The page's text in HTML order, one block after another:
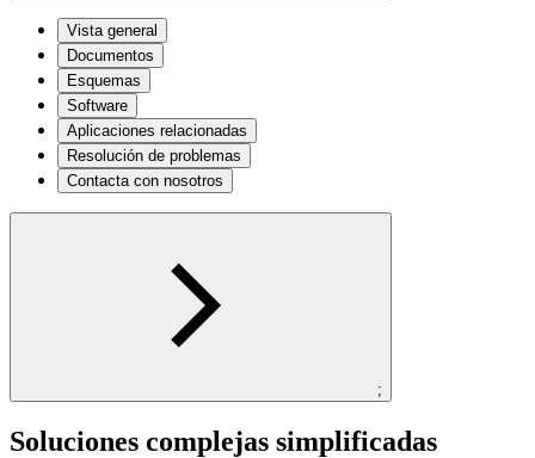
Vista general
Documentos
Esquemas
Software
Aplicaciones relacionadas
Resolución de problemas
Contacta con nosotros
;
Soluciones complejas simplificadas